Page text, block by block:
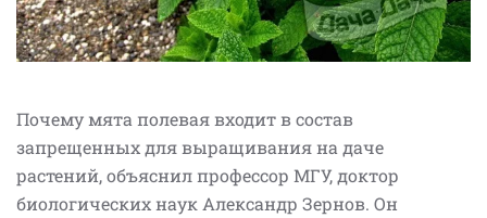
Почему мята полевая входит в состав
запрещенных для выращивания на даче
растений, объяснил профессор МГУ, доктор
биологических наук Александр Зернов. Он